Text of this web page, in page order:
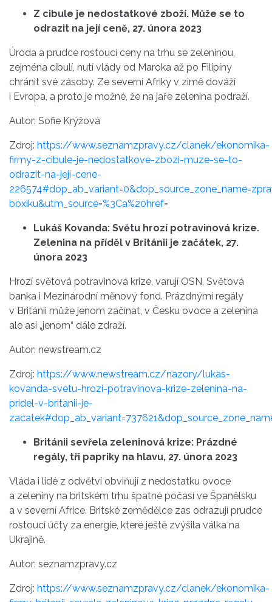
Z cibule je nedostatkové zboží. Může se to
odrazit na její ceně, 27. února 2023
Úroda a prudce rostoucí ceny na trhu se zeleninou,
zejména cibulí, nutí vlády od Maroka až po Filipíny
chránit své zásoby. Ze severní Afriky v zimě dováží
i Evropa, a proto je možné, že na jaře zelenina podraží.
Autor: Sofie Krýžová
Zdroj: https://www.seznamzpravy.cz/clanek/ekonomika-
firmy-z-cibule-je-nedostatkove-zbozi-muze-se-to-
odrazit-na-jeji-cene-
boxiku&utm_source=%3Ca%20href=
Lukáš Kovanda: Světu hrozí potravinová krize.
Zelenina na příděl v Británii je začátek, 27.
února 2023
Hrozí světová potravinová krize, varují OSN, Světová
banka i Mezinárodní měnový fond. Prázdnými regály
v Británii může jenom začínat, v Česku ovoce a zelenina
ale asi „jenom“ dále zdraží.
Autor: newstream.cz
Zdroj: https://www.newstream.cz/nazory/lukas-
kovanda-svetu-hrozi-potravinova-krize-zelenina-na-
pridel-v-britanii-je-
Británii sevřela zeleninová krize: Prázdné
regály, tři papriky na hlavu, 27. února 2023
Vláda i lidé z odvětví obviňují z nedostatku ovoce
a zeleniny na britském trhu špatné počasí ve Španělsku
a v severní Africe. Britské zemědělce zas odrazují prudce
rostoucí účty za energie, které ještě zvýšila válka na
Ukrajině.
Autor: seznamzpravy.cz
Zdroj: https://www.seznamzpravy.cz/clanek/ekonomika-